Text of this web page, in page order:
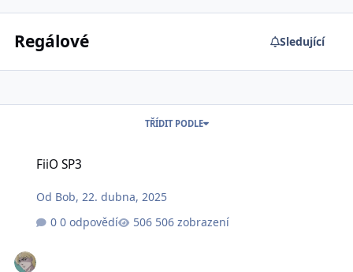
Regálové Sledující
TŘÍDIT PODLE
FiiO SP3
Od Bob,22. dubna, 2025
0 odpovědí
506 zobrazení